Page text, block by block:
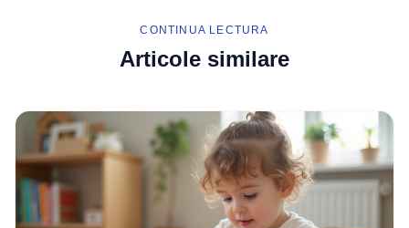
CONTINUA LECTURA
Articole similare